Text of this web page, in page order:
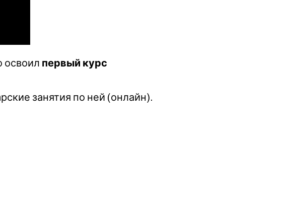
освоил первый курс
занятия по ней (онлайн).